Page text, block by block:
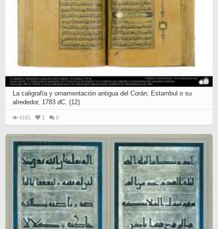
La caligrafía y ornamentación antigua del Corán; Estambul o su
alrededor, 1783 dC. (12)
4161 1 0